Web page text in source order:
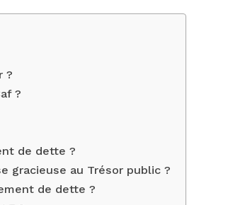
?
?
de dette ?
gracieuse au Trésor public ?
de dette ?